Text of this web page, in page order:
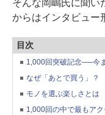
そんな岡嶋氏に聞い
からはインタビュー
目次
1,000回突破記念──今
なぜ「あとで買う」？
モノを選ぶ楽しさとは
1,000回の中で最もア